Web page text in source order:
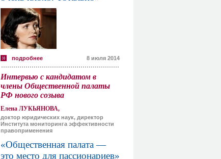
подробнее 8 июля 2014
Интервью с кандидатом в
члены Общественной палаты
РФ нового созыва
Елена ЛУКЬЯНОВА,
доктор юридических наук, директор
Института мониторинга эффективности
правоприменения
«Общественная палата —
это место для пассионариев»